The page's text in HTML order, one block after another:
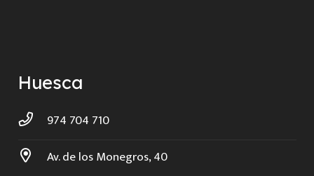
Huesca
974 704 710
Av. de los Monegros, 40